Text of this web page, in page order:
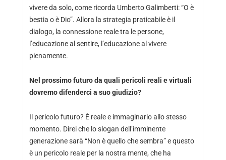
vivere da solo, come ricorda Umberto Galimberti: “O è
bestia o è Dio”. Allora la strategia praticabile è il
dialogo, la connessione reale tra le persone,
l’educazione al sentire, l’educazione al vivere
pienamente.
Nel prossimo futuro da quali pericoli reali e virtuali
dovremo difenderci a suo giudizio?
Il pericolo futuro? È reale e immaginario allo stesso
momento. Direi che lo slogan dell’imminente
generazione sarà “Non è quello che sembra” e questo
è un pericolo reale per la nostra mente, che ha